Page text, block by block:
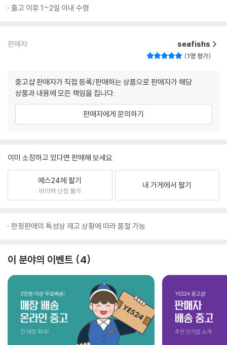
출고 이후 1~2일 이내 수령
판매자 seafishs
1명 평가
중고샵 판매자가 직접 등록/판매하는 상품으로 판매자가 해당
상품과 내용에 모든 책임을 집니다.
판매자에게 문의하기
이미 소장하고 있다면 판매해 보세요.
예스24에 팔기
바이백 신청 불가
내 가게에서 팔기
한정판매의 특성상 재고 상황에 따라 품절 가능
이 분야의 이벤트 4